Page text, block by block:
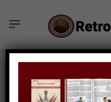
Tag: Mateusz
Dubiczeńko